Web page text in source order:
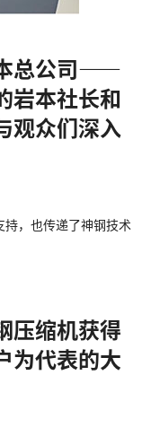
总公司——
岩本社长和
观众们深入
，也传递了神钢技术
压缩机获得
为代表的大